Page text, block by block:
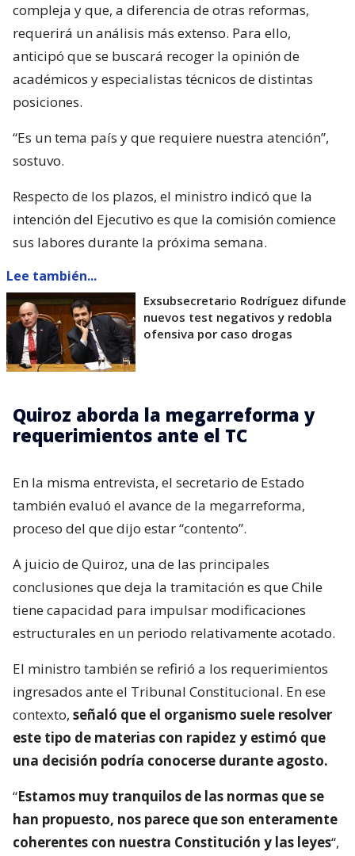
compleja y que, a diferencia de otras reformas,
requerirá un análisis más extenso. Para ello,
anticipó que se buscará recoger la opinión de
académicos y especialistas técnicos de distintas
posiciones.
“Es un tema país y que requiere nuestra atención”,
sostuvo.
Respecto de los plazos, el ministro indicó que la
intención del Ejecutivo es que la comisión comience
sus labores durante la próxima semana.
Lee también...
Exsubsecretario Rodríguez difunde
nuevos test negativos y redobla
ofensiva por caso drogas
Quiroz aborda la megarreforma y
requerimientos ante el TC
En la misma entrevista, el secretario de Estado
también evaluó el avance de la megarreforma,
proceso del que dijo estar “contento”.
A juicio de Quiroz, una de las principales
conclusiones que deja la tramitación es que Chile
tiene capacidad para impulsar modificaciones
estructurales en un periodo relativamente acotado.
El ministro también se refirió a los requerimientos
ingresados ante el Tribunal Constitucional. En ese
contexto, señaló que el organismo suele resolver
este tipo de materias con rapidez y estimó que
una decisión podría conocerse durante agosto.
“Estamos muy tranquilos de las normas que se
han propuesto, nos parece que son enteramente
coherentes con nuestra Constitución y las leyes“,